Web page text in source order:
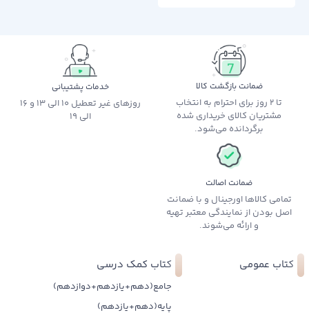
ضمانت بازگشت کالا
تا 2 روز برای احترام به انتخاب
مشتریان کالای خریداری شده
برگردانده می‌شود.
خدمات پشتیبانی
روزهای غیر تعطیل 10 الی 13 و 16
الی 19
ضمانت اصالت
تمامی کالاها اورجینال و با ضمانت
اصل بودن از نمایندگی معتبر تهیه
و ارائه می‌شوند.
کتاب عمومی کتاب کمک درسی
جامع(دهم+یازدهم+دوازدهم)
پایه(دهم+یازدهم)